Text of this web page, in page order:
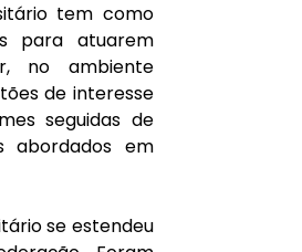
tem como
para atuarem
no ambiente
de interesse
seguidas de
abordados em
se estendeu